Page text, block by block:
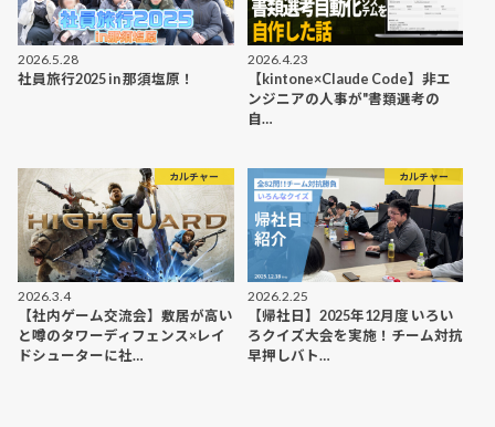
2026.5.28
社員旅行2025 in 那須塩原！
2026.4.23
【kintone×Claude Code】非エ
ンジニアの人事が"書類選考の
自…
カルチャー
2026.3.4
【社内ゲーム交流会】敷居が高い
と噂のタワーディフェンス×レイ
ドシューターに社…
カルチャー
2026.2.25
【帰社日】2025年12月度 いろい
ろクイズ大会を実施！チーム対抗
早押しバト…